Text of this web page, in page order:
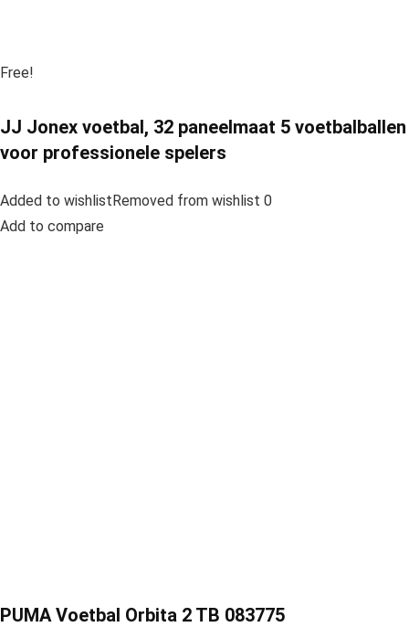
Free!
JJ Jonex voetbal, 32 paneelmaat 5 voetbalballen
voor professionele spelers
Added to wishlistRemoved from wishlist 0
Add to compare
PUMA Voetbal Orbita 2 TB 083775